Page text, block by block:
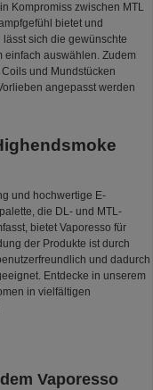
Kompromiss zwischen MTL
bietet und
sich die gewünschte
einfach auswählen. Zudem
und Mundstücken
angepasst werden
und hochwertige E-
die DL- und MTL-
bietet Vaporesso für
der Produkte ist durch
und dadurch
Entdecke in unserem
in vielfältigen
Vaporesso